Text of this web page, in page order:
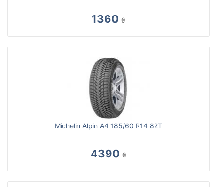
1360 ₴
Michelin Alpin A4 185/60 R14 82T
4390 ₴